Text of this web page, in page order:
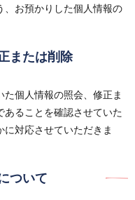
、お預かりした個人情報の
または削除
個人情報の照会、修正ま
あることを確認させていた
対応させていただきま
ついて